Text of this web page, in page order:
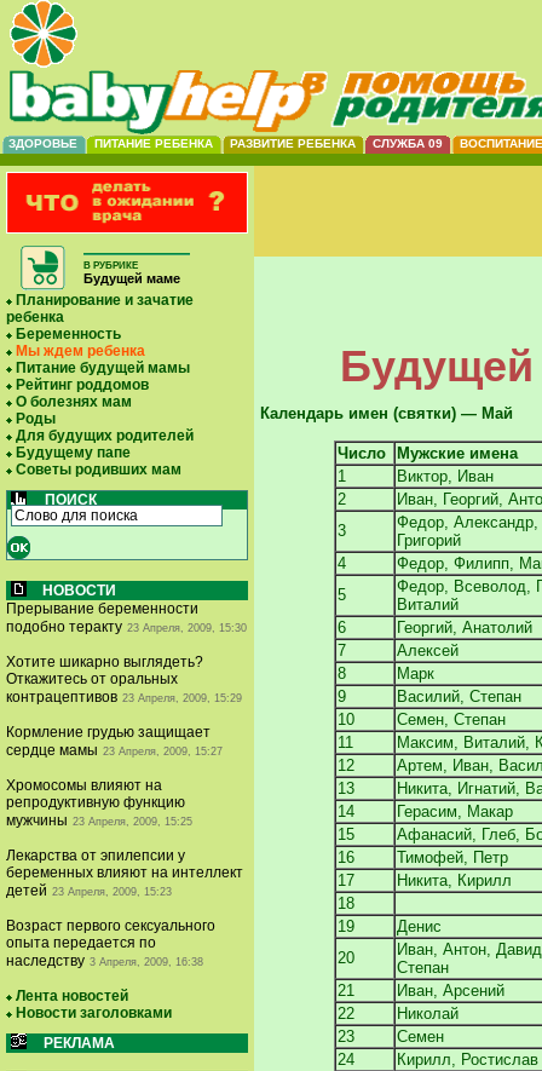
ЗДОРОВЬЕ ПИТАНИЕ РЕБЕНКА РАЗВИТИЕ РЕБЕНКА СЛУЖБА 09 ВОСПИТАНИЕ
В РУБРИКЕ
Будущей маме
Планирование и зачатие
ребенка
Беременность
Мы ждем ребенка
Питание будущей мамы
Рейтинг роддомов
О болезнях мам
Роды
Для будущих родителей
Будущему папе
Советы родивших мам
ПОИСК
НОВОСТИ
Прерывание беременности
подобно теракту 23 Апреля, 2009, 15:30
Хотите шикарно выглядеть?
Откажитесь от оральных
контрацептивов 23 Апреля, 2009, 15:29
Кормление грудью защищает
сердце мамы 23 Апреля, 2009, 15:27
Хромосомы влияют на
репродуктивную функцию
мужчины 23 Апреля, 2009, 15:25
Лекарства от эпилепсии у
беременных влияют на интеллект
детей 23 Апреля, 2009, 15:23
Возраст первого сексуального
опыта передается по
наследству 3 Апреля, 2009, 16:38
Лента новостей
Новости заголовками
РЕКЛАМА
Календарь имен (святки) — Май
Число
Мужские имена
1
Виктор, Иван
2
Иван, Георгий,
3
Федор, Александр,
Григорий
4
Федор, Филипп,
5
Федор, Всеволод,
Виталий
6
Георгий, Анатолий
7
Алексей
8
Марк
9
Василий, Степан
10
Семен, Степан
11
Максим, Виталий,
12
Артем, Иван,
13
Никита, Игнатий,
14
Герасим, Макар
15
Афанасий, Глеб,
16
Тимофей, Петр
17
Никита, Кирилл
18
19
Денис
20
Иван, Антон,
Степан
21
Иван, Арсений
22
Николай
23
Семен
24
Кирилл, Ростислав